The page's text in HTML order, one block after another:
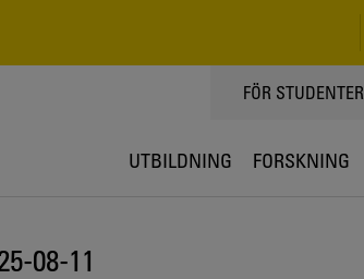
TOPPMENY
FÖR STUDENTER
UTBILDNING FORSKNING
08-11